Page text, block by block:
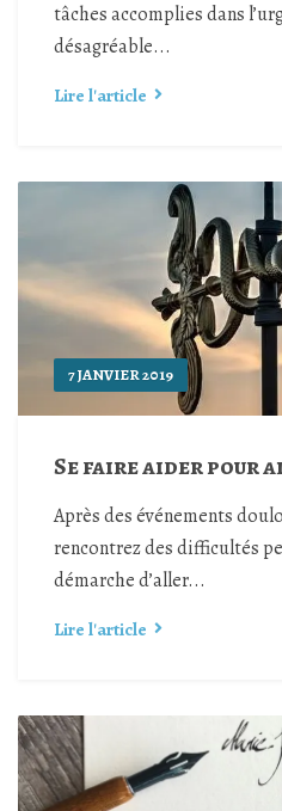
tâches accomplies dans
désagréable...
Lire l'article
7 JANVIER 2019
Se faire aider pour
Après des événements
rencontrez des difficultés
démarche d’aller...
Lire l'article